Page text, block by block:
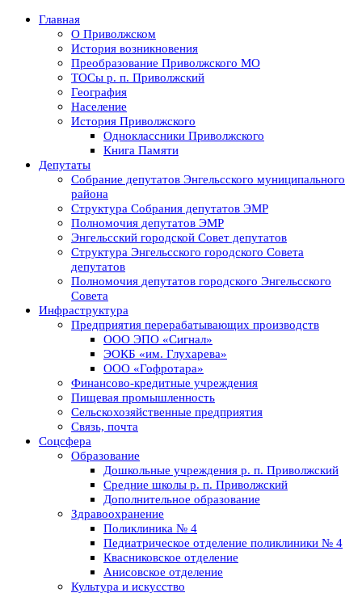
Главная
О Приволжском
История возникновения
Преобразование Приволжского МО
ТОСы р. п. Приволжский
География
Население
История Приволжского
Одноклассники Приволжского
Книга Памяти
Депутаты
Собрание депутатов Энгельсского муниципального
района
Структура Собрания депутатов ЭМР
Полномочия депутатов ЭМР
Энгельсский городской Совет депутатов
Структура Энгельсского городского Совета
депутатов
Полномочия депутатов городского Энгельсского
Совета
Инфраструктура
Предприятия перерабатывающих производств
ООО ЭПО «Сигнал»
ЭОКБ «им. Глухарева»
ООО «Гофротара»
Финансово-кредитные учреждения
Пищевая промышленность
Сельскохозяйственные предприятия
Связь, почта
Соцсфера
Образование
Дошкольные учреждения р. п. Приволжский
Средние школы р. п. Приволжский
Дополнительное образование
Здравоохранение
Поликлиника № 4
Педиатрическое отделение поликлиники № 4
Квасниковское отделение
Анисовское отделение
Культура и искусство